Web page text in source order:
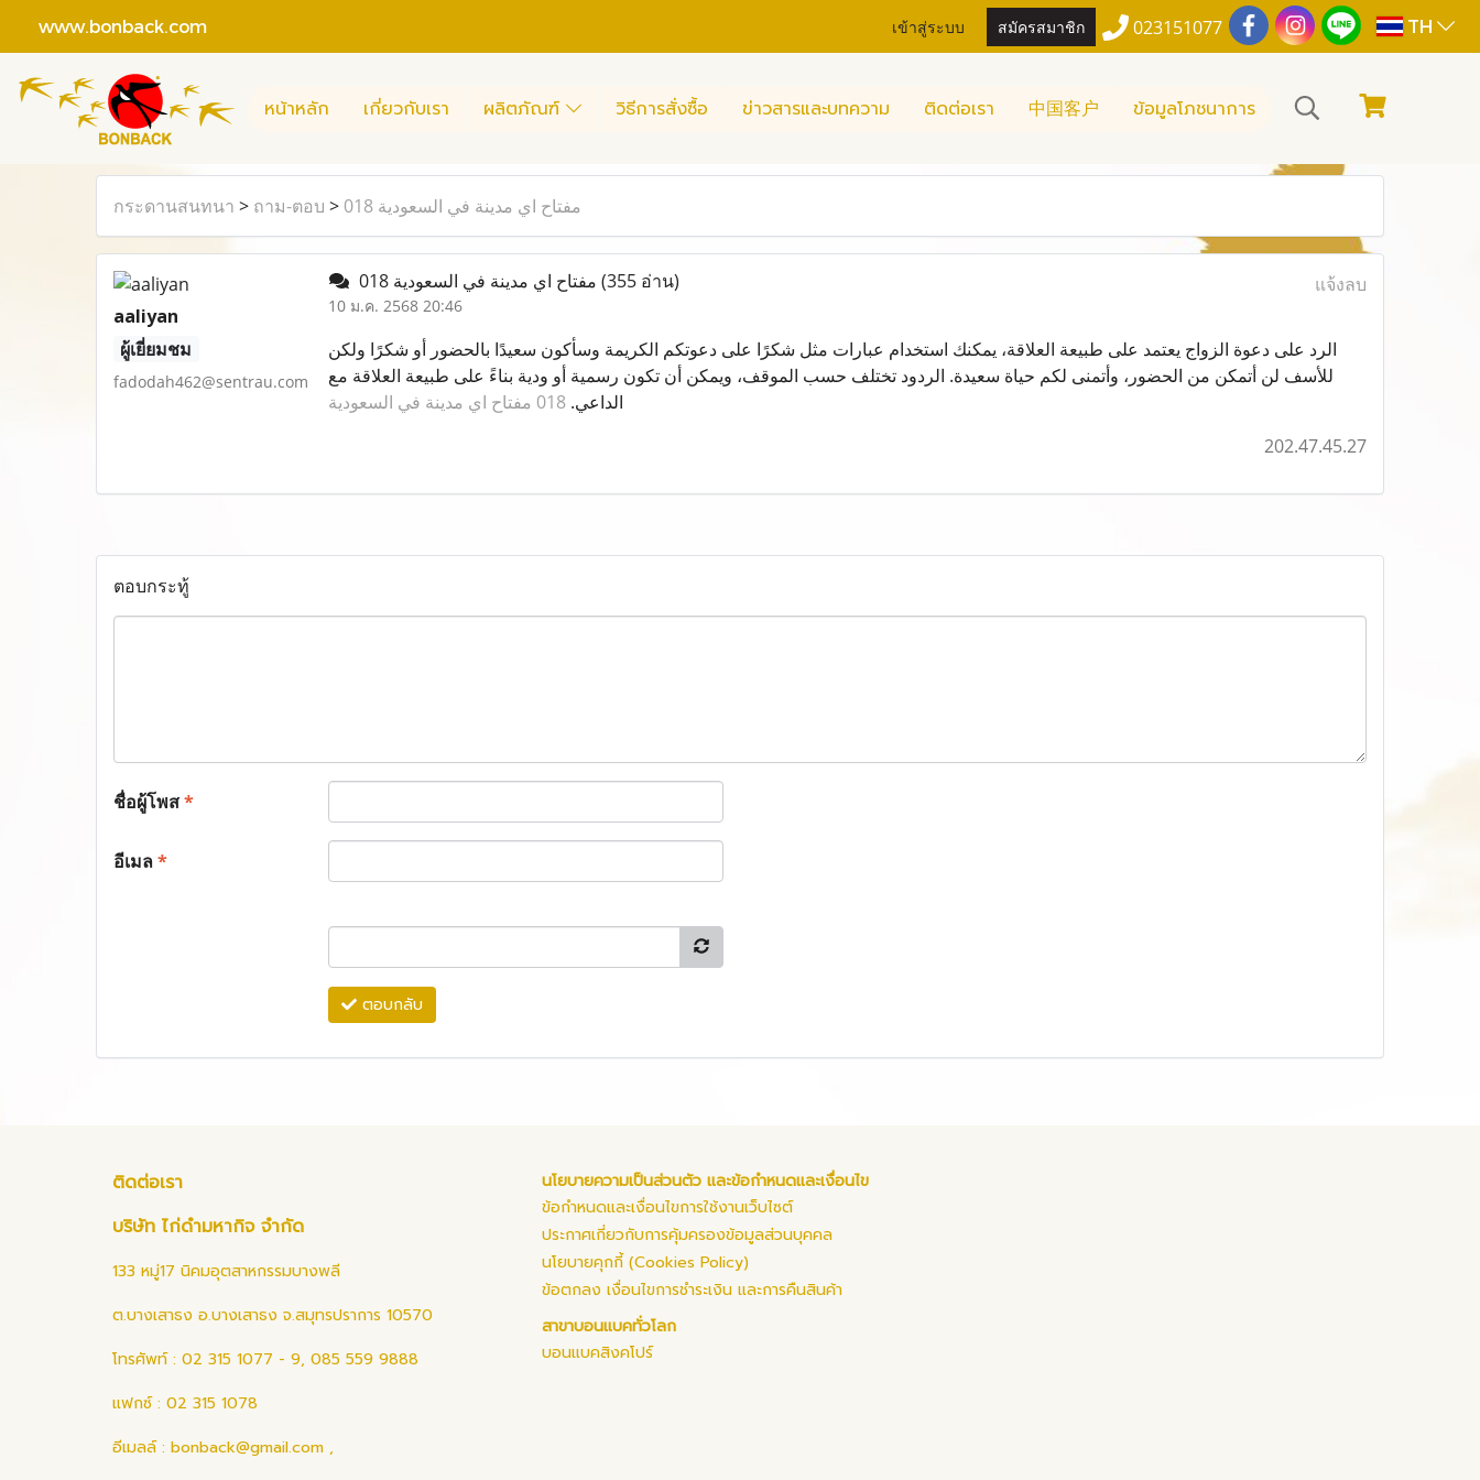
www.bonback.com เข้าสู่ระบบ สมัครสมาชิก 023151077 TH
หน้าหลัก เกี่ยวกับเรา ผลิตภัณฑ์ วิธีการสั่งซื้อ ข่าวสารและบทความ ติดต่อเรา 中国客户 ข้อมูลโภชนาการ
กระดานสนทนา > ถาม-ตอบ > 018 مفتاح اي مدينة في السعودية
aaliyan
ผู้เยี่ยมชม
fadodah462@sentrau.com
(355 อ่าน)
10 ม.ค. 2568 20:46
แจ้งลบ
الرد على دعوة الزواج يعتمد على طبيعة العلاقة، يمكنك استخدام عبارات مثل شكرًا على دعوتكم الكريمة وسأكون سعيدًا بالحضور أو شكرًا ولكن
للأسف لن أتمكن من الحضور، وأتمنى لكم حياة سعيدة. الردود تختلف حسب الموقف، ويمكن أن تكون رسمية أو ودية بناءً على طبيعة العلاقة مع
الداعي.018 مفتاح اي مدينة في السعودية
202.47.45.27
ตอบกระทู้
ชื่อผู้โพส*
อีเมล*
ตอบกลับ
ติดต่อเรา
บริษัท ไก่ดำมหากิจ จำกัด
133 หมู่17 นิคมอุตสาหกรรมบางพลี
ต.บางเสาธง อ.บางเสาธง จ.สมุทรปราการ 10570
โทรศัพท์ : 02 315 1077 - 9, 085 559 9888
แฟกซ์ : 02 315 1078
อีเมลล์ : bonback@gmail.com ,
นโยบายความเป็นส่วนตัว และข้อกำหนดและเงื่อนไข
ข้อกำหนดและเงื่อนไขการใช้งานเว็บไซต์
ประกาศเกี่ยวกับการคุ้มครองข้อมูลส่วนบุคคล
นโยบายคุกกี้ (Cookies Policy)
ข้อตกลง เงื่อนไขการชำระเงิน และการคืนสินค้า
สาขาบอนแบคทั่วโลก
บอนแบคสิงคโปร์